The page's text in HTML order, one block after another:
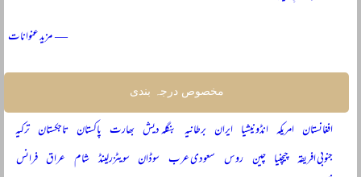
— مزید عنوانات
مخصوص درجہ بندی
افغانستان امریکہ انڈونیشیا ایران برطانیہ بنگلہ دیش بھارت پاکستان تاجکستان ترکیہ
جنوبی افریقہ چیچنیا چین روس سعودی عرب سوڈان سویٹزرلینڈ شام عراق فرانس